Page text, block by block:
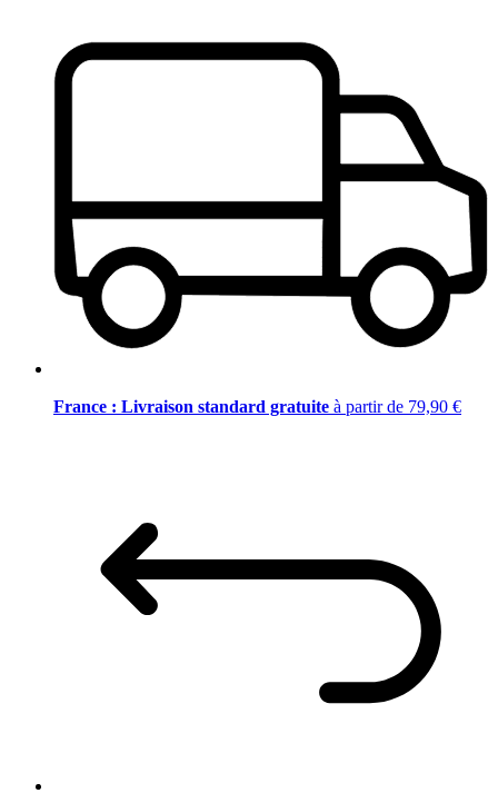
France : Livraison standard gratuite à partir de 79,90 €